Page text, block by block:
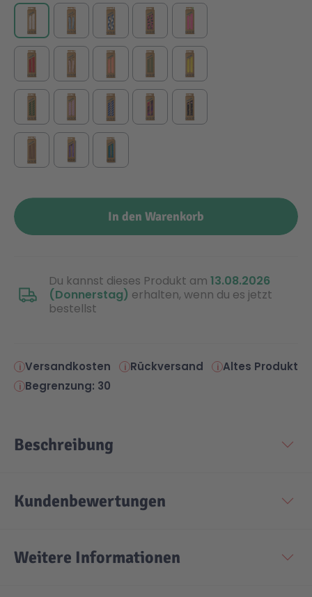
In den Warenkorb
Du kannst dieses Produkt am 13.08.2026
(Donnerstag) erhalten, wenn du es jetzt
bestellst
Versandkosten Rückversand
Altes Produkt
Begrenzung: 30
Beschreibung
Kundenbewertungen
Weitere Informationen